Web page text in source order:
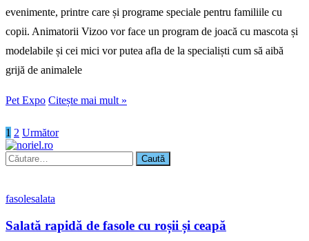
evenimente, printre care și programe speciale pentru familiile cu
copii. Animatorii Vizoo vor face un program de joacă cu mascota și
modelabile și cei mici vor putea afla de la specialiști cum să aibă
grijă de animalele
Pet Expo Citește mai mult »
Paginație
articole
1 2 Următor
Caută
după:
fasolesalata
Salată rapidă de fasole cu roșii și ceapă